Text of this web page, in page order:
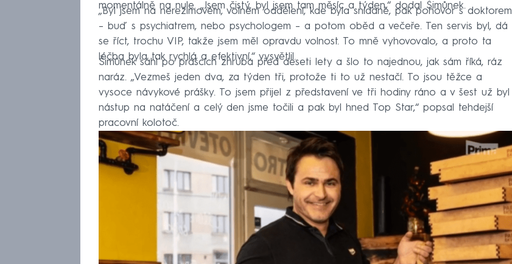
momentálně na nule. „Jsem čistý, byl jsem tam měsíc a týden,“ dodal Šimůnek.
„Byl jsem na nerežimovém, volném oddělení, kde byla snídaně, pak pohovor s doktorem
– buď s psychiatrem, nebo psychologem – a potom oběd a večeře. Ten servis byl, dá
se říct, trochu VIP, takže jsem měl opravdu volnost. To mně vyhovovalo, a proto ta
léčba byla tak rychlá a efektivní,“ vysvětlil.
Šimůnek sáhl po prášcích zhruba před deseti lety a šlo to najednou, jak sám říká, ráz
naráz. „Vezmeš jeden dva, za týden tři, protože ti to už nestačí. To jsou těžce a
vysoce návykové prášky. To jsem přijel z představení ve tři hodiny ráno a v šest už byl
nástup na natáčení a celý den jsme točili a pak byl hned Top Star,“ popsal tehdejší
pracovní kolotoč.